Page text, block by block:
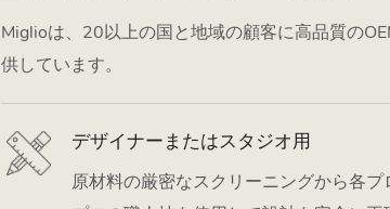
Miglioは、20以上の国と地域の顧客に高品質の
供しています。
デザイナーまたはスタジオ用
原材料の厳密なスクリーニングから各